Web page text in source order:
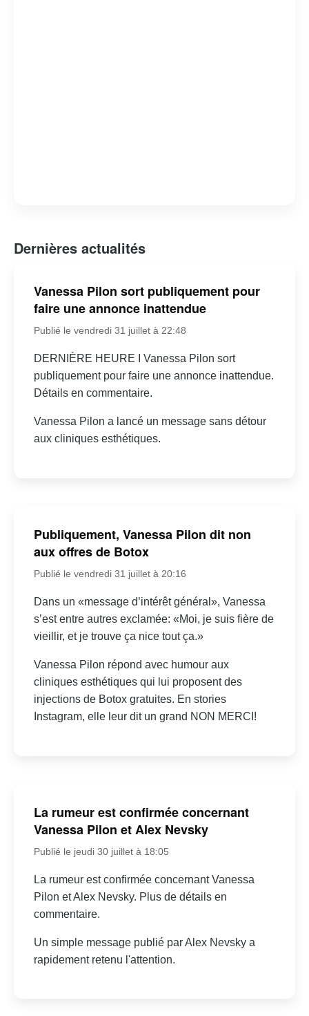
Dernières actualités
Vanessa Pilon sort publiquement pour
faire une annonce inattendue
Publié le vendredi 31 juillet à 22:48
DERNIÈRE HEURE I Vanessa Pilon sort
publiquement pour faire une annonce inattendue.
Détails en commentaire.
Vanessa Pilon a lancé un message sans détour
aux cliniques esthétiques.
Publiquement, Vanessa Pilon dit non
aux offres de Botox
Publié le vendredi 31 juillet à 20:16
Dans un «message d’intérêt général», Vanessa
s’est entre autres exclamée: «Moi, je suis fière de
vieillir, et je trouve ça nice tout ça.»
Vanessa Pilon répond avec humour aux
cliniques esthétiques qui lui proposent des
injections de Botox gratuites. En stories
Instagram, elle leur dit un grand NON MERCI!
La rumeur est confirmée concernant
Vanessa Pilon et Alex Nevsky
Publié le jeudi 30 juillet à 18:05
La rumeur est confirmée concernant Vanessa
Pilon et Alex Nevsky. Plus de détails en
commentaire.
Un simple message publié par Alex Nevsky a
rapidement retenu l'attention.